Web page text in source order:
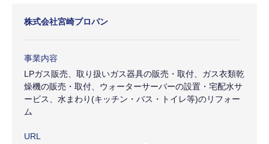
株式会社宮崎プロパン
事業内容
LPガス販売、取り扱いガス器具の販売・取付、ガス衣類乾
燥機の販売・取付、ウォーターサーバーの設置・宅配水サ
ービス、水まわり(キッチン・バス・トイレ等)のリフォー
ム
URL